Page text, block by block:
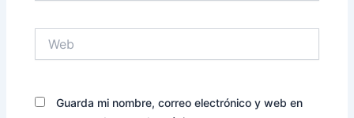
Guarda mi nombre, correo electrónico y web en